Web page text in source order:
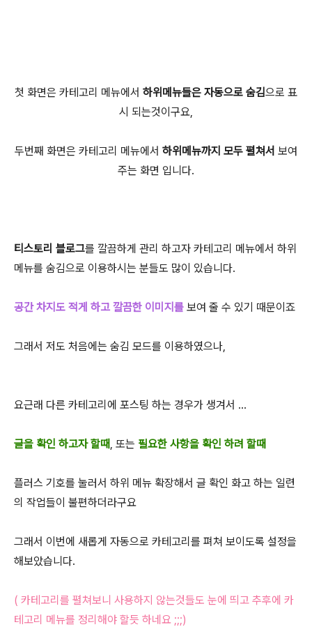
첫 화면은 카테고리 메뉴에서 하위메뉴들은 자동으로 숨김으로 표
시 되는것이구요,
두번째 화면은 카테고리 메뉴에서 하위메뉴까지 모두 펼쳐서 보여
주는 화면 입니다.
티스토리 블로그를 깔끔하게 관리 하고자 카테고리 메뉴에서 하위
메뉴를 숨김으로 이용하시는 분들도 많이 있습니다.
공간 차지도 적게 하고 깔끔한 이미지를 보여 줄 수 있기 때문이죠
그래서 저도 처음에는 숨김 모드를 이용하였으나,
요근래 다른 카테고리에 포스팅 하는 경우가 생겨서 ...
글을 확인 하고자 할때, 또는 필요한 사항을 확인 하려 할때
플러스 기호를 눌러서 하위 메뉴 확장해서 글 확인 화고 하는 일련
의 작업들이 불편하더라구요
그래서 이번에 새롭게 자동으로 카테고리를 펴쳐 보이도록 설정을
해보았습니다.
( 카테고리를 펼쳐보니 사용하지 않는것들도 눈에 띄고 추후에 카
테고리 메뉴를 정리해야 할듯 하네요 ;;;)